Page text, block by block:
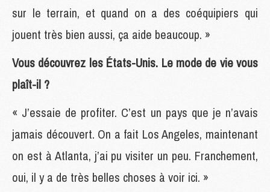
sur le terrain, et quand on a des coéquipiers qui
jouent très bien aussi, ça aide beaucoup. »
Vous découvrez les États-Unis. Le mode de vie vous
plaît-il ?
« J’essaie de profiter. C’est un pays que je n’avais
jamais découvert. On a fait Los Angeles, maintenant
on est à Atlanta, j’ai pu visiter un peu. Franchement,
oui, il y a de très belles choses à voir ici. »